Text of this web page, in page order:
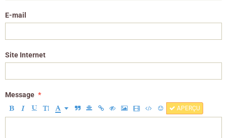
E-mail
Site Internet
Message
APERÇU